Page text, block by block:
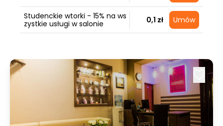
Studenckie wtorki - 15% na ws
zystkie usługi w salonie
0,1 zł Umów